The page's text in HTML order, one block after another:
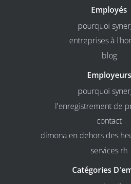
Employés
pourquoi
entreprises à
blog
Employeurs
pourquoi
l'enregistrement de
contact
dimona en dehors des
services rh
Catégories